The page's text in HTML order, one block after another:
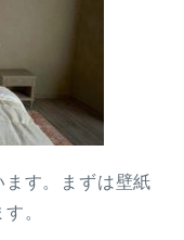
す。まずは壁紙
。